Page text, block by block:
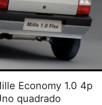
Economy 1.0 4p
quadrado